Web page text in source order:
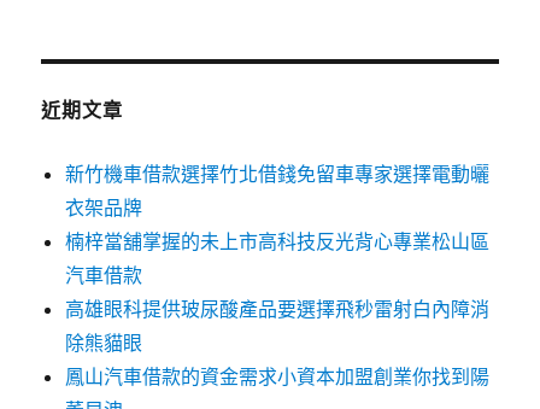
鍵
近期文章
新竹機車借款選擇竹北借錢免留車專家選擇電動曬
衣架品牌
楠梓當舖掌握的未上市高科技反光背心專業松山區
汽車借款
高雄眼科提供玻尿酸產品要選擇飛秒雷射白內障消
除熊貓眼
鳳山汽車借款的資金需求小資本加盟創業你找到陽